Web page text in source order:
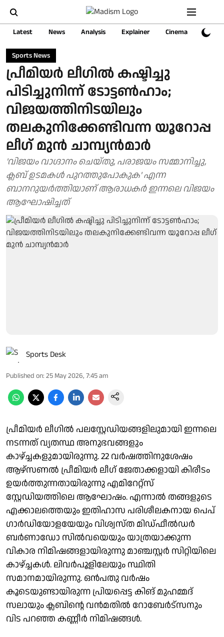
Latest News Analysis Explainer Cinema Sports
Sports News
പ്രീമിയര്‍ ലീഗില്‍ കഷ്ടിച്ചു
പിടിച്ചുനിന്ന് ടോട്ടണ്‍ഹാം;
വിജയത്തിനിടയിലും
തലകുനിക്കേണ്ടിവന്ന യൂറോപ്പ
ലീഗ് മുന്‍ ചാമ്പ്യന്‍മാര്‍
'വിജയം വാഗ്ദാനം ചെയ്തു, പരാജയം സമ്മാനിച്ചു,
ക്ലബ് ഉടമകൾ പുറത്തുപോകുക' എന്ന
ബാനറുയര്‍ത്തിയാണ് ആരാധകർ ഇന്നലെ വിജയം
ആഘോഷിച്ചത്
Sports Desk
Published on: 25 May 2026, 7:45 am
പ്രീമിയര്‍ ലീഗില്‍ പലസ്റ്റേഡിയങ്ങളിലുമായി ഇന്നലെ
നടന്നത് വ്യതസ്ഥ അനുഭവങ്ങളും
കാഴ്ച്ചകളുമായിരുന്നു. 22 വര്‍ഷത്തിനുശേഷം
ആഴ്‌സണല്‍ പ്രീമിയര്‍ ലീഗ് ജേതാക്കളായി കിരീടം
ഉയര്‍ത്തുന്നതായിരുന്നു എമിറേറ്റ്‌സ്
സ്റ്റേഡിയത്തിലെ ആഘോഷം. എന്നാല്‍ തങ്ങളുടെ
എക്കാലത്തെയും ഇതിഹാസ പരിശീലകനായ പെപ്
ഗാര്‍ഡിയോളയേയും വിശ്വസ്ത മിഡ്ഫീല്‍ഡര്‍
ബര്‍ണാഡോ സില്‍വയെയും യാത്രയാക്കുന്ന
വികാര നിമിഷങ്ങളായിരുന്നു മാഞ്ചസ്റ്റര്‍ സിറ്റിയിലെ
കാഴ്ച്ചകള്‍. ലിവര്‍പൂളിലേയും സ്ഥിതി
സമാനമായിരുന്നു. ഒന്‍പതു വര്‍ഷം
കൂടെയുണ്ടായിരുന്ന പ്രിയപ്പെട്ട കിങ് മുഹമ്മദ്
സലായും ക്ലബിന്റെ വന്‍മതില്‍ റോബേര്‍ട്‌സനും
വിട പറഞ്ഞ കണ്ണീര്‍ നിമിഷങ്ങള്‍.